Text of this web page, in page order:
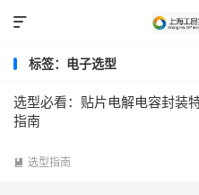

标签：电子选型
选型必看：贴片电解电容封装
指南
 选型指南